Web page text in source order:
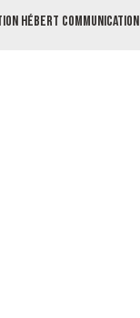
Hébert Communication